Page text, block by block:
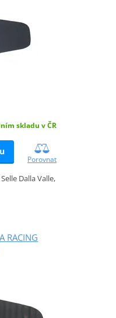
skladu v ČR
Porovnat
Dalla Valle,
RACING